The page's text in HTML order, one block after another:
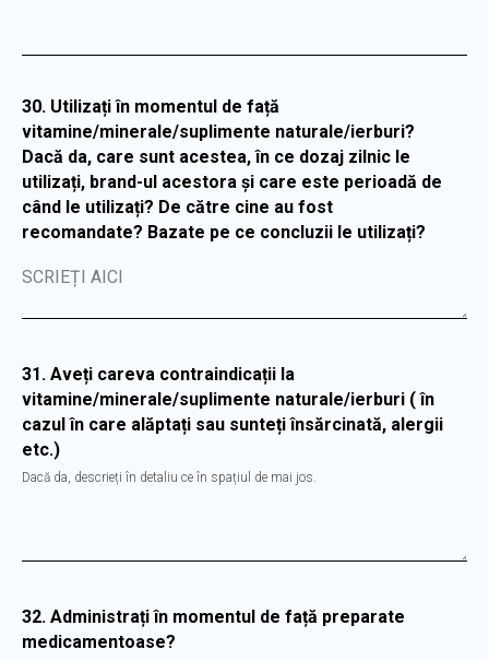
30. Utilizați în momentul de față
vitamine/minerale/suplimente naturale/ierburi?
Dacă da, care sunt acestea, în ce dozaj zilnic le
utilizați, brand-ul acestora și care este perioadă de
când le utilizați? De către cine au fost
recomandate? Bazate pe ce concluzii le utilizați?
SCRIEȚI AICI
31. Aveți careva contraindicații la
vitamine/minerale/suplimente naturale/ierburi ( în
cazul în care alăptați sau sunteți însărcinată, alergii
etc.)
Dacă da, descrieți în detaliu ce în spațiul de mai jos.
32. Administrați în momentul de față preparate
medicamentoase?